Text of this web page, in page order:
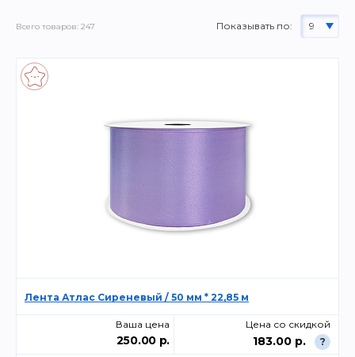
Всего товаров: 247 Показывать по: 9
Лента Атлас Сиреневый / 50 мм * 22,85 м
Ваша цена
250.00 р.
Цена со скидкой
183.00 р. ?